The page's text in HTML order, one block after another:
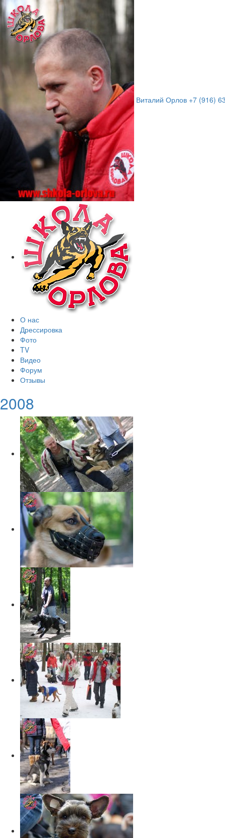
Виталий Орлов +7 (916)
О нас
Дрессировка
Фото
TV
Видео
Форум
Отзывы
2008